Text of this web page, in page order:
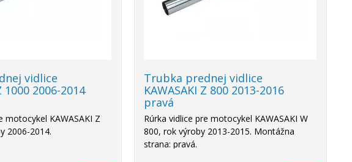
vidlice
1000 2006-2014
motocykel KAWASAKI Z
2006-2014.
Trubka prednej vidlice
KAWASAKI Z 800 2013-2016
pravá
Rúrka vidlice pre motocykel KAWASAKI W
800, rok výroby 2013-2015. Montážna
strana: pravá.